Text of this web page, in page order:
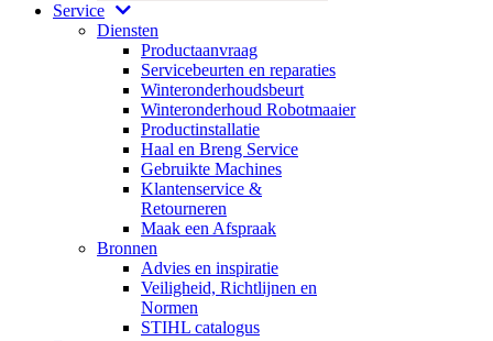
Service
Diensten
Productaanvraag
Servicebeurten en reparaties
Winteronderhoudsbeurt
Winteronderhoud Robotmaaier
Productinstallatie
Haal en Breng Service
Gebruikte Machines
Klantenservice &
Retourneren
Maak een Afspraak
Bronnen
Advies en inspiratie
Veiligheid, Richtlijnen en
Normen
STIHL catalogus